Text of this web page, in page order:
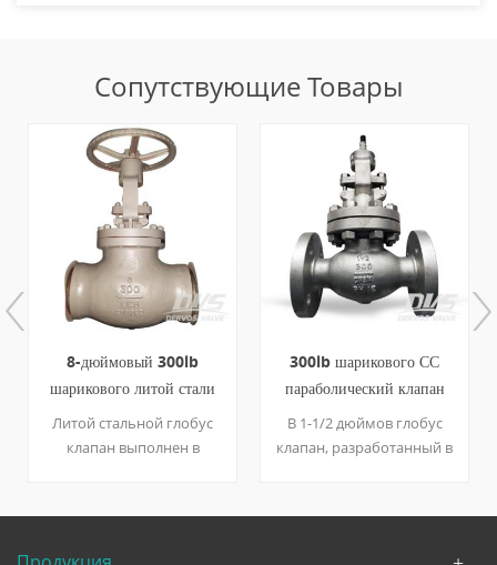
Сопутствующие Товары
300lb шарикового СС
параболический клапан
маховик РФ
В 1-1/2 дюймов глобус
клапан, разработанный в
параболической
nps 6 шаровой клапан
600 фунтов из литой стали
RF api623
6-дюймовый шаровой
клапан на 600 фунтов,
в соответствии с api623